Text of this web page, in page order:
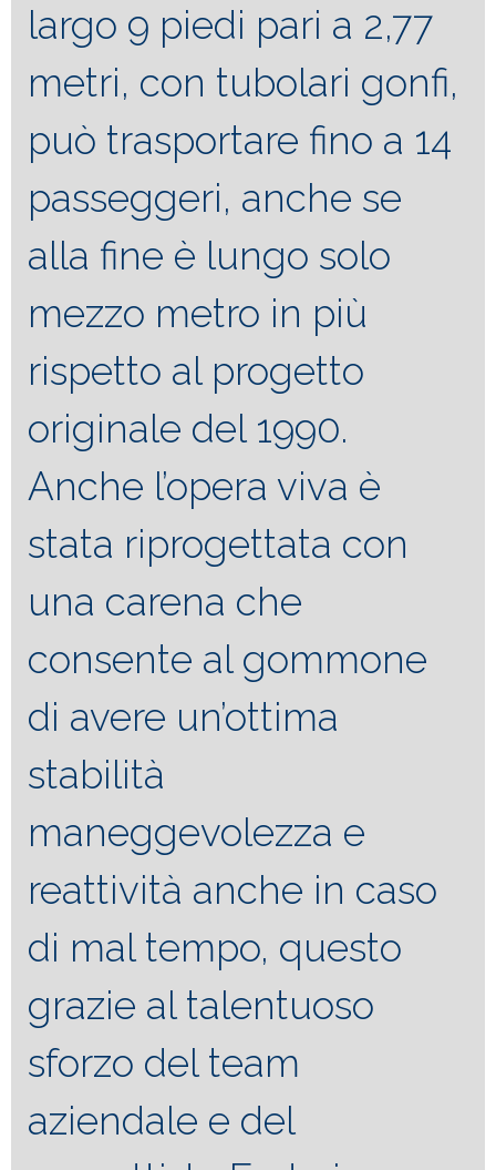
largo 9 piedi pari a 2,77
metri, con tubolari gonfi,
può trasportare fino a 14
passeggeri, anche se
alla fine è lungo solo
mezzo metro in più
rispetto al progetto
originale del 1990.
Anche l’opera viva è
stata riprogettata con
una carena che
consente al gommone
di avere un’ottima
stabilità
maneggevolezza e
reattività anche in caso
di mal tempo, questo
grazie al talentuoso
sforzo del team
aziendale e del